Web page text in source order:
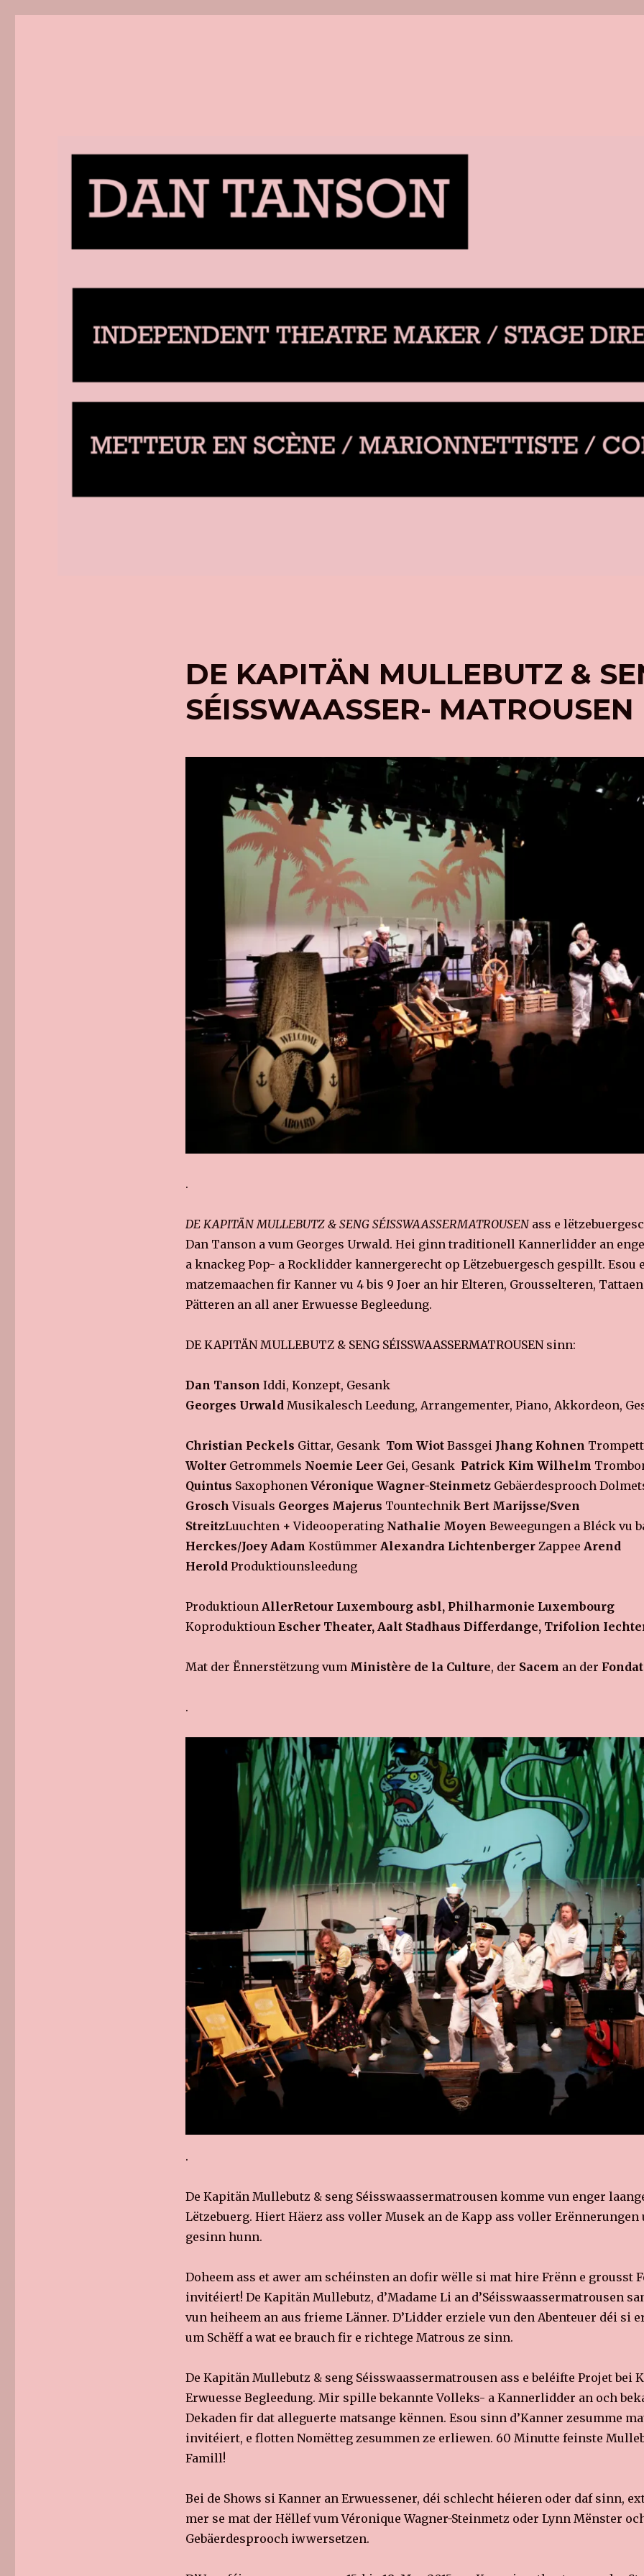
DE KAPITÄN MULLEBUTZ &
SÉISSWAASSER- MATROUSEN
.
DE KAPITÄN MULLEBUTZ & SENG SÉISSWAASSERMATROUSENass e
Dan Tanson a vum Georges Urwald. Hei ginn traditionell Kannerlidder an
a knackeg Pop- a Rocklidder kannergerecht op Lëtzebuergesch gespillt.
matzemaachen fir Kanner vu 4 bis 9 Joer an hir Elteren, Grousselteren,
Pätteren an all aner Erwuesse Begleedung.
DE KAPITÄN MULLEBUTZ & SENG SÉISSWAASSERMATROUSEN sinn:
Dan Tanson Iddi, Konzept, Gesank
Georges Urwald Musikalesch Leedung, Arrangementer, Piano, Akkordeon,
Christian Peckels Gittar, Gesank Tom WiotBassgei Jhang Kohnen
WolterGetrommels Noemie LeerGei, Gesank Patrick Kim Wilhelm
Quintus Saxophonen Véronique Wagner-SteinmetzGebäerdesprooch
GroschVisuals Georges Majerus Tountechnik Bert Marijsse/Sven
StreitzLuuchten + Videooperating Nathalie Moyen Beweegungen a Bléck vu
Herckes/Joey Adam Kostümmer Alexandra LichtenbergerZappee Arend
Herold Produktiounsleedung
Produktioun AllerRetour Luxembourg asbl, Philharmonie Luxembourg
Koproduktioun Escher Theater, Aalt Stadhaus Differdange, Trifolion
Mat der Ënnerstëtzung vum Ministère de la Culture, der Sacem an der
.
.
De Kapitän Mullebutz & seng Séisswaassermatrousen komme vun enger
Lëtzebuerg. Hiert Häerz ass voller Musek an de Kapp ass voller Erënnerungen
gesinn hunn.
Doheem ass et awer am schéinsten an dofir wëlle si mat hire Frënn e grousst
invitéiert! De Kapitän Mullebutz, d’Madame Li an d’Séisswaassermatrousen
vun heiheem an aus frieme Länner. D’Lidder erziele vun den Abenteuer déi si
um Schëff a wat ee brauch fir e richtege Matrous ze sinn.
De Kapitän Mullebutz & seng Séisswaassermatrousen ass e beléifte Projet bei
Erwuesse Begleedung. Mir spille bekannte Volleks- a Kannerlidder an och
Dekaden fir dat alleguerte matsange kënnen. Esou sinn d’Kanner zesumme
invitéiert, e flotten Nomëtteg zesummen ze erliewen. 60 Minutte feinste
Famill!
Bei de Shows si Kanner an Erwuessener, déi schlecht héieren oder daf sinn,
mer se mat der Hëllef vum Véronique Wagner-Steinmetz oder Lynn Mënster
Gebäerdesprooch iwwersetzen.